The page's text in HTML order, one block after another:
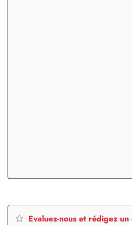
Evaluez-nous et rédigez